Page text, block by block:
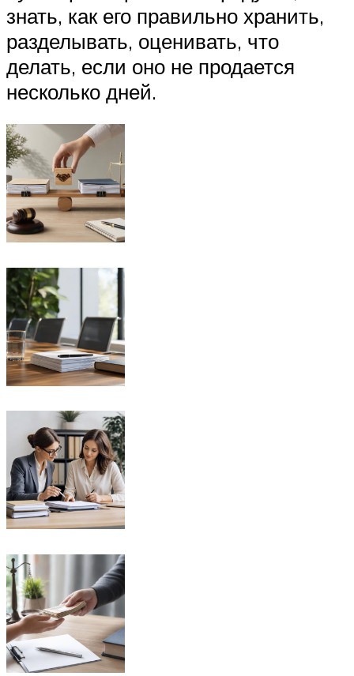
знать, как его правильно хранить,
разделывать, оценивать, что
делать, если оно не продается
несколько дней.